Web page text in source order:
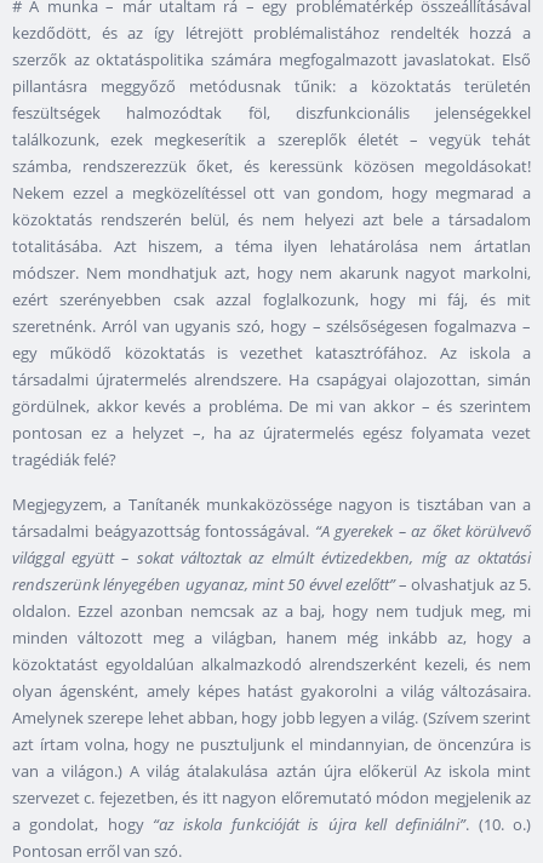
# A munka – már utaltam rá – egy problématérkép összeállításával
kezdődött, és az így létrejött problémalistához rendelték hozzá a
szerzők az oktatáspolitika számára megfogalmazott javaslatokat. Első
pillantásra meggyőző metódusnak tűnik: a közoktatás területén
feszültségek halmozódtak föl, diszfunkcionális jelenségekkel
találkozunk, ezek megkeserítik a szereplők életét – vegyük tehát
számba, rendszerezzük őket, és keressünk közösen megoldásokat!
Nekem ezzel a megközelítéssel ott van gondom, hogy megmarad a
közoktatás rendszerén belül, és nem helyezi azt bele a társadalom
totalitásába. Azt hiszem, a téma ilyen lehatárolása nem ártatlan
módszer. Nem mondhatjuk azt, hogy nem akarunk nagyot markolni,
ezért szerényebben csak azzal foglalkozunk, hogy mi fáj, és mit
szeretnénk. Arról van ugyanis szó, hogy – szélsőségesen fogalmazva –
egy működő közoktatás is vezethet katasztrófához. Az iskola a
társadalmi újratermelés alrendszere. Ha csapágyai olajozottan, simán
gördülnek, akkor kevés a probléma. De mi van akkor – és szerintem
pontosan ez a helyzet –, ha az újratermelés egész folyamata vezet
tragédiák felé?
Megjegyzem, a Tanítanék munkaközössége nagyon is tisztában van a
társadalmi beágyazottság fontosságával. “A gyerekek – az őket körülvevő
világgal együtt – sokat változtak az elmúlt évtizedekben, míg az oktatási
rendszerünk lényegében ugyanaz, mint 50 évvel ezelőtt”– olvashatjuk az 5.
oldalon. Ezzel azonban nemcsak az a baj, hogy nem tudjuk meg, mi
minden változott meg a világban, hanem még inkább az, hogy a
közoktatást egyoldalúan alkalmazkodó alrendszerként kezeli, és nem
olyan ágensként, amely képes hatást gyakorolni a világ változásaira.
Amelynek szerepe lehet abban, hogy jobb legyen a világ. (Szívem szerint
azt írtam volna, hogy ne pusztuljunk el mindannyian, de öncenzúra is
van a világon.) A világ átalakulása aztán újra előkerül Az iskola mint
szervezet c. fejezetben, és itt nagyon előremutató módon megjelenik az
a gondolat, hogy “az iskola funkcióját is újra kell definiálni”. (10. o.)
Pontosan erről van szó.